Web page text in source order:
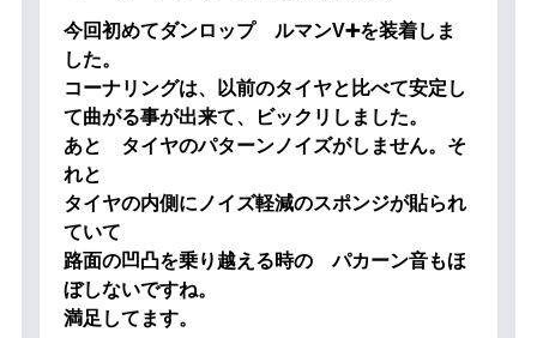
今回初めてダンロップ ルマンV➕を装着しま
した。
コーナリングは、以前のタイヤと比べて安定し
て曲がる事が出来て、ビックリしました。
あと タイヤのパターンノイズがしません。そ
れと
タイヤの内側にノイズ軽減のスポンジが貼られ
ていて
路面の凹凸を乗り越える時の パカーン音もほ
ぼしないですね。
満足してます。